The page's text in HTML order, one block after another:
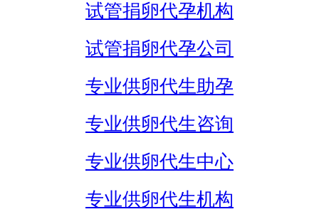
试管捐卵代孕机构
试管捐卵代孕公司
专业供卵代生助孕
专业供卵代生咨询
专业供卵代生中心
专业供卵代生机构